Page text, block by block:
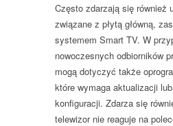
Często zdarzają się również
związane z płytą główną,
systemem Smart TV. W
nowoczesnych odbiorników
mogą dotyczyć także
które wymaga aktualizacji
konfiguracji. Zdarza się
telewizor nie reaguje na